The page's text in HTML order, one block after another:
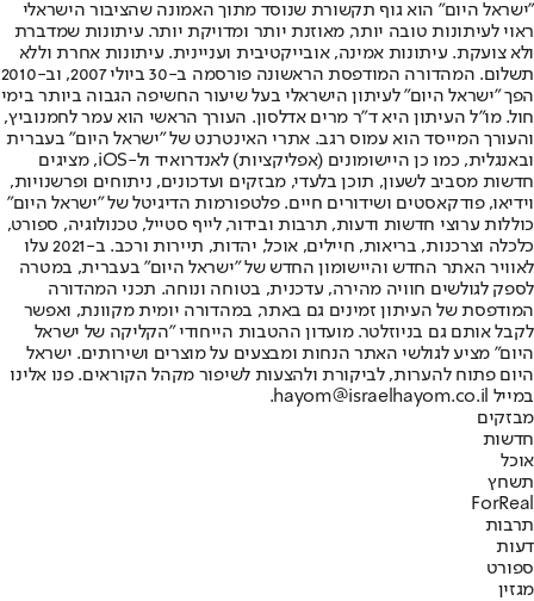
"ישראל היום" הוא גוף תקשורת שנוסד מתוך האמונה שהציבור הישראלי
ראוי לעיתונות טובה יותר, מאוזנת יותר ומדויקת יותר. עיתונות שמדברת
ולא צועקת. עיתונות אמינה, אובייקטיבית ועניינית. עיתונות אחרת וללא
תשלום. המהדורה המודפסת הראשונה פורסמה ב-30 ביולי 2007, וב-2010
הפך "ישראל היום" לעיתון הישראלי בעל שיעור החשיפה הגבוה ביותר בימי
חול. מו"ל העיתון היא ד"ר מרים אדלסון. העורך הראשי הוא עמר לחמנוביץ,
והעורך המייסד הוא עמוס רגב. אתרי האינטרנט של "ישראל היום" בעברית
ובאנגלית, כמו כן היישומונים (אפליקציות) לאנדרואיד ול-iOS, מציגים
חדשות מסביב לשעון, תוכן בלעדי, מבזקים ועדכונים, ניתוחים ופרשנויות,
וידיאו, פודקאסטים ושידורים חיים. פלטפורמות הדיגיטל של "ישראל היום"
כוללות ערוצי חדשות ודעות, תרבות ובידור, לייף סטייל, טכנולוגיה, ספורט,
כלכלה וצרכנות, בריאות, חיילים, אוכל, יהדות, תיירות ורכב. ב-2021 עלו
לאוויר האתר החדש והיישומון החדש של "ישראל היום" בעברית, במטרה
לספק לגולשים חוויה מהירה, עדכנית, בטוחה ונוחה. תכני המהדורה
המודפסת של העיתון זמינים גם באתר, במהדורה יומית מקוונת, ואפשר
לקבל אותם גם בניוזלטר. מועדון ההטבות הייחודי "הקליקה של ישראל
היום" מציע לגולשי האתר הנחות ומבצעים על מוצרים ושירותים. ישראל
היום פתוח להערות, לביקורת ולהצעות לשיפור מקהל הקוראים. פנו אלינו
במייל hayom@israelhayom.co.il.
מבזקים
חדשות
אוכל
תשחץ
ForReal
תרבות
דעות
ספורט
מגזין